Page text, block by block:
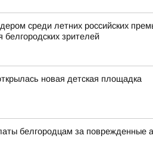
среди летних российских
зрителей
новая детская площадка
белгородцам за поврежденные